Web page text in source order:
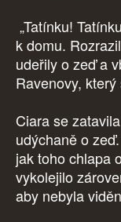
„Tatínku!
k domu.
udeřily o zeď a
Ravenovy,
Ciara se
udýchaně o
jak toho chlapa
vykolejilo
aby nebyla